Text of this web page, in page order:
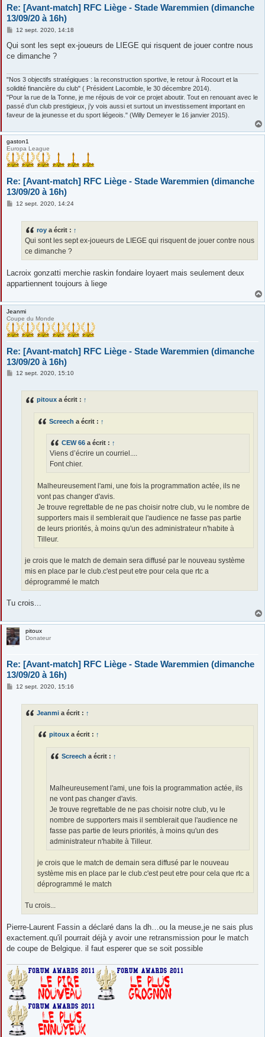
Re: [Avant-match] RFC Liège - Stade Waremmien (dimanche
13/09/20 à 16h)
M
s
a
12 sept. 2020, 14:18
Qui sont les sept ex-joueurs de LIEGE qui risquent de jouer contre nous
ce dimanche ?
"Nos 3 objectifs stratégiques : la reconstruction sportive, le retour à Rocourt et la
solidité financière du club" ( Président Lacomble, le 30 décembre 2014).
"Pour la rue de la Tonne, je me réjouis de voir ce projet aboutir. Tout en renouant avec le
passé d’un club prestigieux, j’y vois aussi et surtout un investissement important en
faveur de la jeunesse et du sport liégeois." (Willy Demeyer le 16 janvier 2015).
gaston1
Europa League
Re: [Avant-match] RFC Liège - Stade Waremmien (dimanche
13/09/20 à 16h)
M12 sept. 2020, 14:24
roy a écrit : ↑
Qui sont les sept ex-joueurs de LIEGE qui risquent de jouer contre nous
ce dimanche ?
Lacroix gonzatti merchie raskin fondaire loyaert mais seulement deux
appartiennent toujours à liege
Jeanmi
Coupe du Monde
Re: [Avant-match] RFC Liège - Stade Waremmien (dimanche
13/09/20 à 16h)
M12 sept. 2020, 15:10
pitoux a écrit : ↑
Screech a écrit : ↑
CEW 66 a écrit : ↑
Viens d’écrire un courriel....
Font chier.
Malheureusement l'ami, une fois la programmation actée, ils ne
vont pas changer d'avis.
Je trouve regrettable de ne pas choisir notre club, vu le nombre de
supporters mais il semblerait que l'audience ne fasse pas partie
de leurs priorités, à moins qu'un des administrateur n'habite à
Tilleur.
je crois que le match de demain sera diffusé par le nouveau système
mis en place par le club.c'est peut etre pour cela que rtc a
déprogrammé le match
Tu crois...
pitoux
Donateur
Re: [Avant-match] RFC Liège - Stade Waremmien (dimanche
13/09/20 à 16h)
M12 sept. 2020, 15:16
Jeanmi a écrit : ↑
pitoux a écrit : ↑
Screech a écrit : ↑
Malheureusement l'ami, une fois la programmation actée, ils
ne vont pas changer d'avis.
Je trouve regrettable de ne pas choisir notre club, vu le
nombre de supporters mais il semblerait que l'audience ne
fasse pas partie de leurs priorités, à moins qu'un des
administrateur n'habite à Tilleur.
je crois que le match de demain sera diffusé par le nouveau
système mis en place par le club.c'est peut etre pour cela que rtc a
déprogrammé le match
Tu crois...
Pierre-Laurent Fassin a déclaré dans la dh…ou la meuse,je ne sais plus
exactement.qu'il pourrait déjà y avoir une retransmission pour le match
de coupe de Belgique. il faut esperer que se soit possible